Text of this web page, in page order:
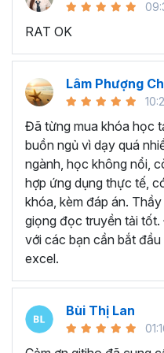
sử dụng Excel sẽ tốn
công việc. Hơn nữa,
mình đang thực hiện đúng
Hiện nay 100% các
cần tới kỹ năng Excel khi
chính... Mỗi cấp độ sẽ có
công việc khác nhau.
Chính vì điều đó Gitiho
Excel cập nhật hàng
cùng với92 tài liệu đính
ích vô tận như:
Giảng viên là những
cao, kinh nghiệm
VPBank, FPT
đoàn Thành Công,
RAT OK
Lâm Phượng
Đã từng mua khóa học
buồn ngủ vì dạy quá
ngành, học không nổi,
hợp ứng dụng thực tế,
khóa, kèm đáp án.
giọng đọc truyền tải
với các bạn cần bắt
excel.
Bùi Thị Lan